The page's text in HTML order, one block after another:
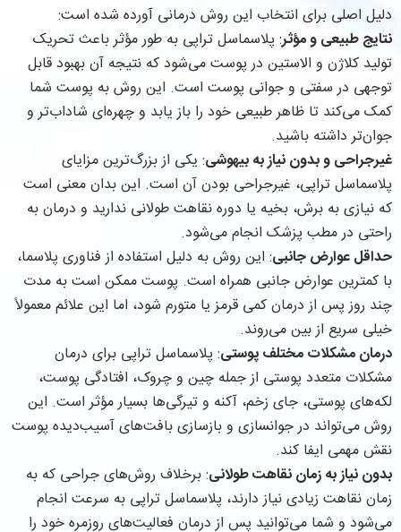
دلیل اصلی برای انتخاب این روش درمانی آورده شده است:
نتایج طبیعی و مؤثر: پلاسماسل تراپی به طور مؤثر باعث تحریک
تولید کلاژن و الاستین در پوست می‌شود که نتیجه آن بهبود قابل
توجهی در سفتی و جوانی پوست است. این روش به پوست شما
کمک می‌کند تا ظاهر طبیعی خود را باز یابد و چهره‌ای شاداب‌تر و
جوان‌تر داشته باشید.
غیرجراحی و بدون نیاز به بیهوشی: یکی از بزرگ‌ترین مزایای
پلاسماسل تراپی، غیرجراحی بودن آن است. این بدان معنی است
که نیازی به برش، بخیه یا دوره نقاهت طولانی ندارید و درمان به
راحتی در مطب پزشک انجام می‌شود.
حداقل عوارض جانبی: این روش به دلیل استفاده از فناوری پلاسما،
با کمترین عوارض جانبی همراه است. پوست ممکن است به مدت
چند روز پس از درمان کمی قرمز یا متورم شود، اما این علائم معمولاً
خیلی سریع از بین می‌روند.
درمان مشکلات مختلف پوستی: پلاسماسل تراپی برای درمان
مشکلات متعدد پوستی از جمله چین و چروک، افتادگی پوست،
لکه‌های پوستی، جای زخم، آکنه و تیرگی‌ها بسیار مؤثر است. این
روش می‌تواند در جوانسازی و بازسازی بافت‌های آسیب‌دیده پوست
نقش مهمی ایفا کند.
بدون نیاز به زمان نقاهت طولانی: برخلاف روش‌های جراحی که به
زمان نقاهت زیادی نیاز دارند، پلاسماسل تراپی به سرعت انجام
می‌شود و شما می‌توانید پس از درمان فعالیت‌های روزمره خود را